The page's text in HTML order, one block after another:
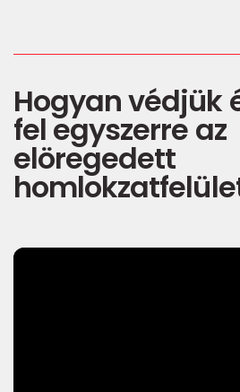
Hogyan védjük
fel egyszerre az
elöregedett